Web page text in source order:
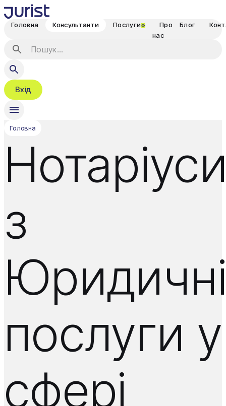
Головна Консультанти Послуги38
Про
нас
Блог
Вхід
Головна
з
послуги у
сфері